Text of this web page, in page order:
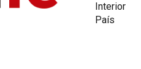
Interior
País